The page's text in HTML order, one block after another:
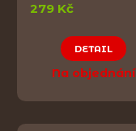
279 Kč
DETAIL
Na objednání